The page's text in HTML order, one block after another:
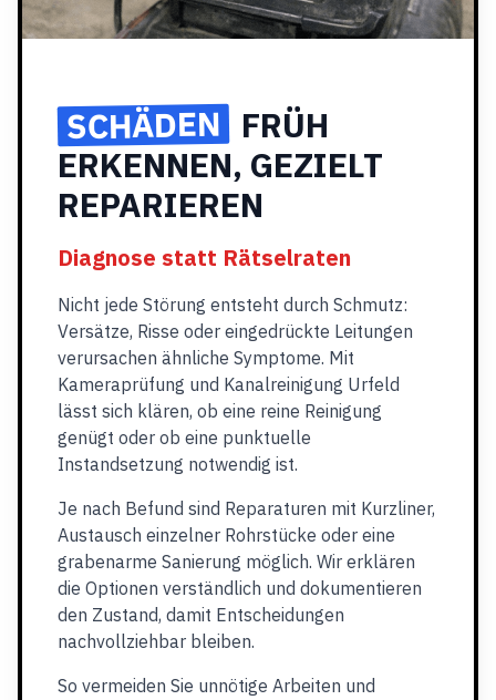
SCHÄDEN FRÜH
ERKENNEN, GEZIELT
REPARIEREN
Diagnose statt Rätselraten
Nicht jede Störung entsteht durch Schmutz:
Versätze, Risse oder eingedrückte Leitungen
verursachen ähnliche Symptome. Mit
Kameraprüfung und Kanalreinigung Urfeld
lässt sich klären, ob eine reine Reinigung
genügt oder ob eine punktuelle
Instandsetzung notwendig ist.
Je nach Befund sind Reparaturen mit Kurzliner,
Austausch einzelner Rohrstücke oder eine
grabenarme Sanierung möglich. Wir erklären
die Optionen verständlich und dokumentieren
den Zustand, damit Entscheidungen
nachvollziehbar bleiben.
So vermeiden Sie unnötige Arbeiten und